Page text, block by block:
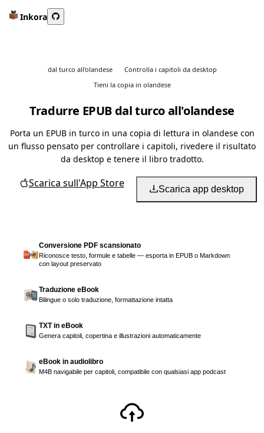
Inkora
dal turco all'olandese
Controlla i capitoli da desktop
Tieni la copia in olandese
Tradurre EPUB dal turco all'olandese
Porta un EPUB in turco in una copia di lettura in olandese con
un flusso pensato per controllare i capitoli, rivedere il risultato
da desktop e tenere il libro tradotto.
Scarica sull'App Store Scarica app desktop
Conversione PDF scansionato
Riconosce testo, formule e tabelle — esporta in EPUB o Markdown
con layout preservato
Traduzione eBook
Bilingue o solo traduzione, formattazione intatta
TXT in eBook
Genera capitoli, copertina e illustrazioni automaticamente
eBook in audiolibro
M4B navigabile per capitoli, compatibile con qualsiasi app podcast